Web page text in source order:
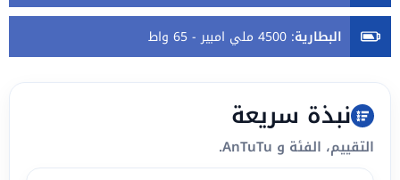
البطارية: 4500 ملي امبير - 65 واط
نبذة سريعة
التقييم، الفئة و AnTuTu.